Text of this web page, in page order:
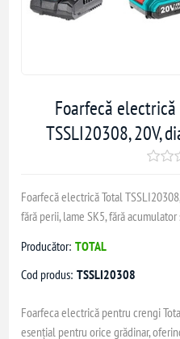
Foarfecă
TSSLI20308, 20V,
Foarfecă electrică Total
fără perii, lame SK5, fără acumulator
Producător: TOTAL
Cod produs: TSSLI20308
Foarfeca electrică pentru crengi
esențial pentru orice grădinar,